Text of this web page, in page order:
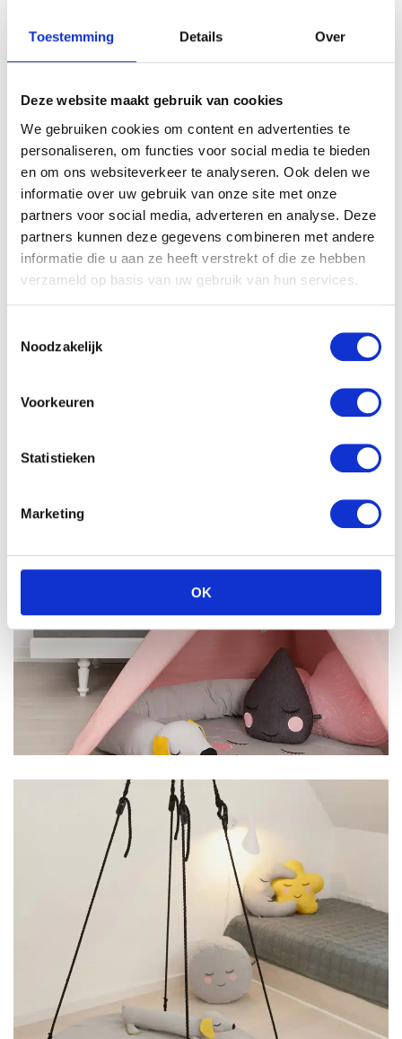
Toestemming Details Over
Deze website maakt gebruik van cookies
We gebruiken cookies om content en advertenties te
personaliseren, om functies voor social media te bieden
en om ons websiteverkeer te analyseren. Ook delen we
informatie over uw gebruik van onze site met onze
partners voor social media, adverteren en analyse. Deze
partners kunnen deze gegevens combineren met andere
informatie die u aan ze heeft verstrekt of die ze hebben
verzameld op basis van uw gebruik van hun services.
Noodzakelijk
Voorkeuren
Statistieken
Marketing
OK